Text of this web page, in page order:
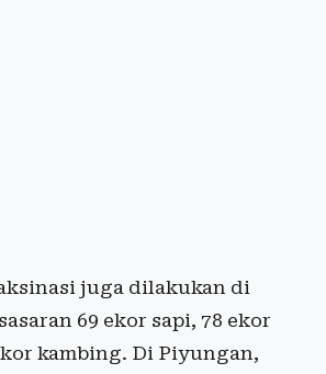
juga dilakukan di
69 ekor sapi, 78 ekor
kambing. Di Piyungan,